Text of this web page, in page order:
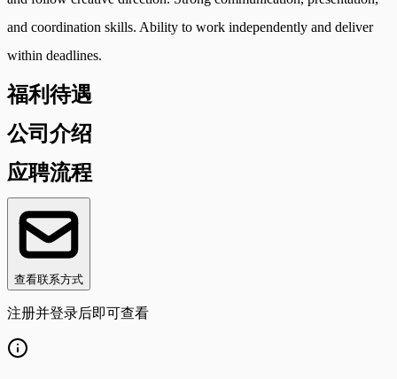
and coordination skills. Ability to work independently and deliver
within deadlines.
福利待遇
公司介绍
应聘流程
查看联系方式
注册并登录后即可查看